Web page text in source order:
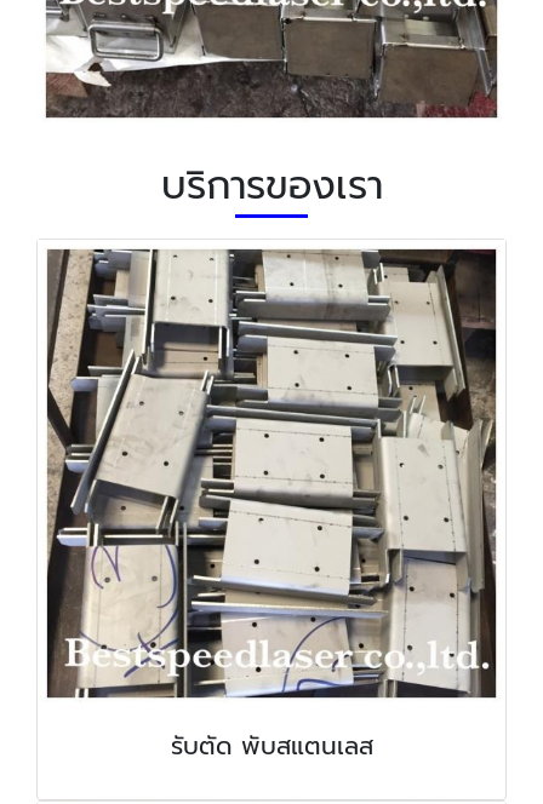
บริการของเรา
รับตัด พับสแตนเลส